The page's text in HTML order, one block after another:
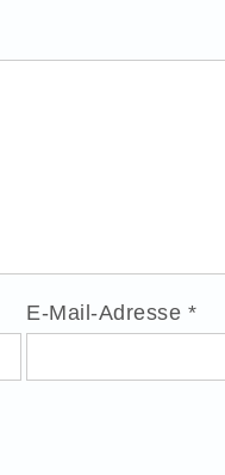
E-Mail-Adresse *